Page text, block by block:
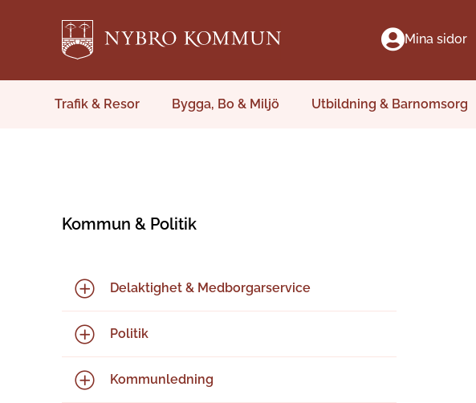
Mina sidor
Trafik & Resor Bygga, Bo & Miljö Utbildning & Barnomsorg
Kommun & Politik
Delaktighet & Medborgarservice
Politik
Kommunledning